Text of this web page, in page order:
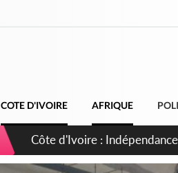
COTE D'IVOIRE AFRIQUE
Côte d'Ivoire :